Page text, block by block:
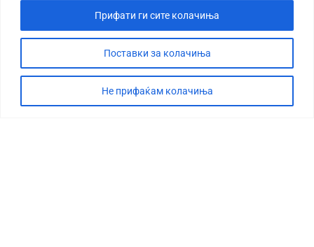
Поставки за колачиња
Не прифаќам колачиња
Прифати ги сите колачиња
СТОРИЈА
ДЕБАТА